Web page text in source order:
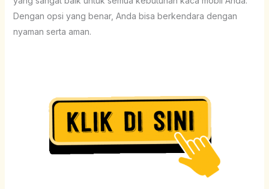
Dengan opsi yang benar, Anda bisa berkendara dengan
nyaman serta aman.